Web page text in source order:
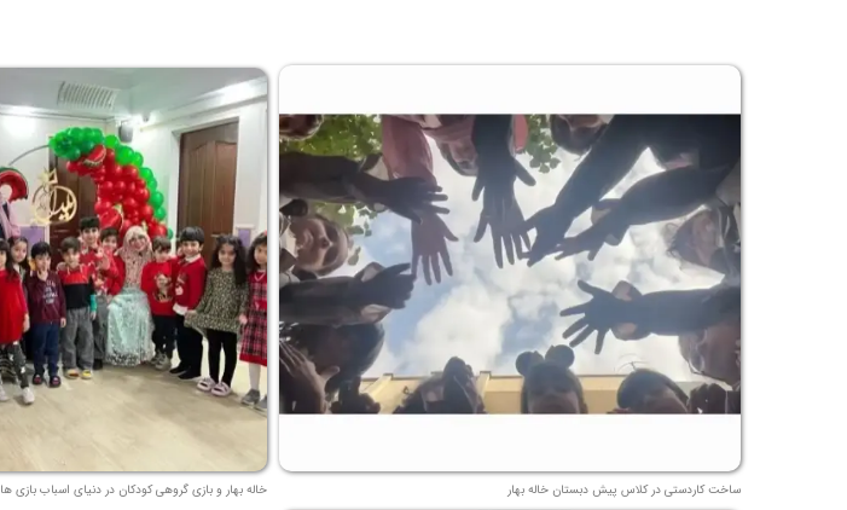
ساخت کاردستی در کلاس پیش دبستان خاله بهار خاله بهار و بازی گروهی کودکان در دنیای اسباب بازی ها